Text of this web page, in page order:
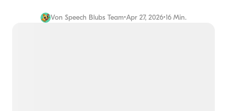
Von Speech Blubs Team•Apr 27, 2026•16 Min.